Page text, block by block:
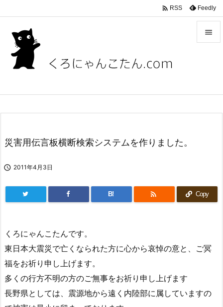

前へ
 RSS Feedly
災害用伝言板横断検索システムを作りました。
 2011年4月3日
B!  Copy
くろにゃんこたんです。
東日本大震災で亡くなられた方に心から哀悼の意と、ご冥
福をお祈り申し上げます。
多くの行方不明の方のご無事をお祈り申し上げます
長野県としては、震源地から遠く内陸部に属していますの